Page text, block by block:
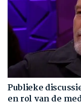
Publieke
en rol van de